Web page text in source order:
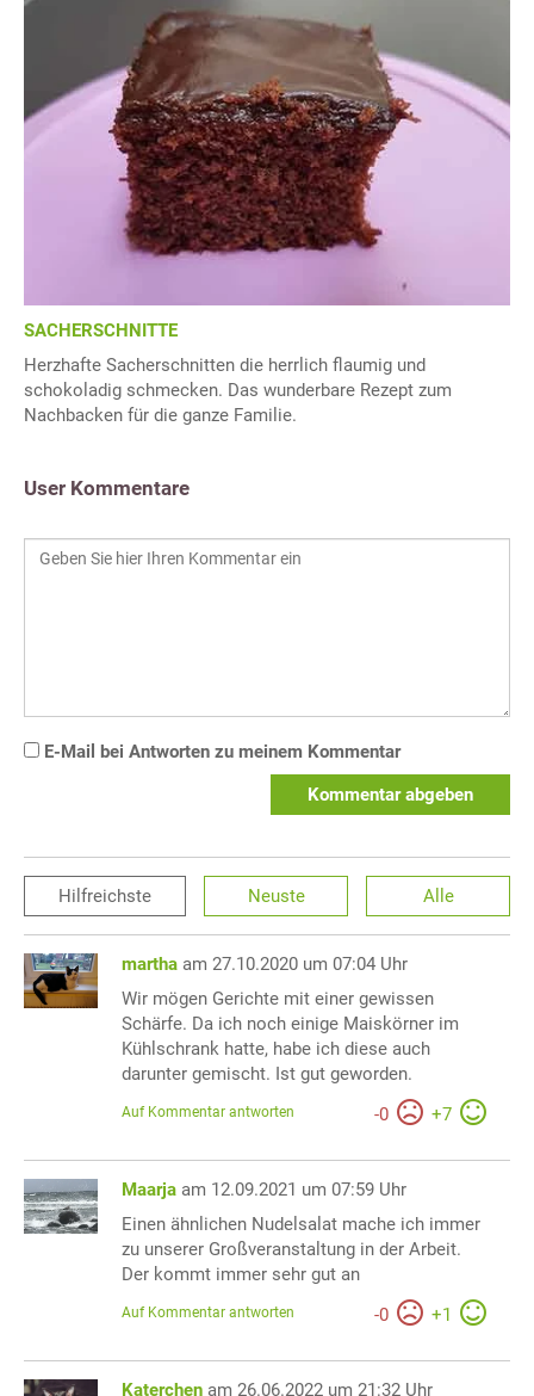
SACHERSCHNITTE
Herzhafte Sacherschnitten die herrlich flaumig und
schokoladig schmecken. Das wunderbare Rezept zum
Nachbacken für die ganze Familie.
User Kommentare
E-Mail bei Antworten zu meinem Kommentar
Kommentar abgeben
Hilfreichste Neuste Alle
martha am 27.10.2020 um 07:04 Uhr
Wir mögen Gerichte mit einer gewissen
Schärfe. Da ich noch einige Maiskörner im
Kühlschrank hatte, habe ich diese auch
darunter gemischt. Ist gut geworden.
-0 +7
Auf Kommentar antworten
Maarja am 12.09.2021 um 07:59 Uhr
Einen ähnlichen Nudelsalat mache ich immer
zu unserer Großveranstaltung in der Arbeit.
Der kommt immer sehr gut an
-0 +1
Auf Kommentar antworten
Katerchen am 26.06.2022 um 21:32 Uhr